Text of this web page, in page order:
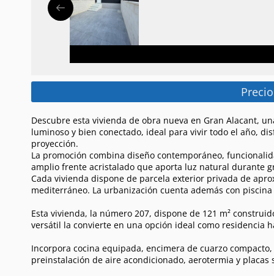
Descubre esta vivienda de obra nueva en Gran Alacant,
luminoso y bien conectado, ideal para vivir todo el año,
proyección.
La promoción combina diseño contemporáneo,
amplio frente acristalado que aporta luz natural durante
Cada vivienda dispone de parcela exterior privada de
mediterráneo. La urbanización cuenta además con
Esta vivienda, la número 207, dispone de 121 m²
versátil la convierte en una opción ideal como residencia
Incorpora cocina equipada, encimera de cuarzo
preinstalación de aire acondicionado, aerotermia y